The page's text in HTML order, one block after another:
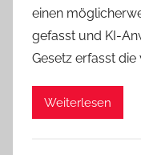
einen
gefasst und KI-
Gesetz erfasst
Weiterlesen